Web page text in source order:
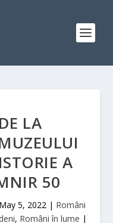
LA
A
50
May 5, 2022 | Români
, Români în lume |